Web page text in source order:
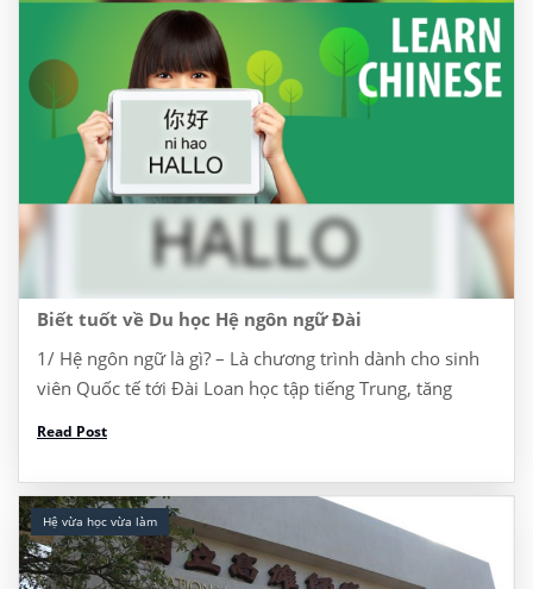
Biết tuốt về Du học Hệ ngôn ngữ Đài
1/ Hệ ngôn ngữ là gì? – Là chương trình dành cho sinh
viên Quốc tế tới Đài Loan học tập tiếng Trung, tăng
Read Post
Hệ vừa học vừa làm